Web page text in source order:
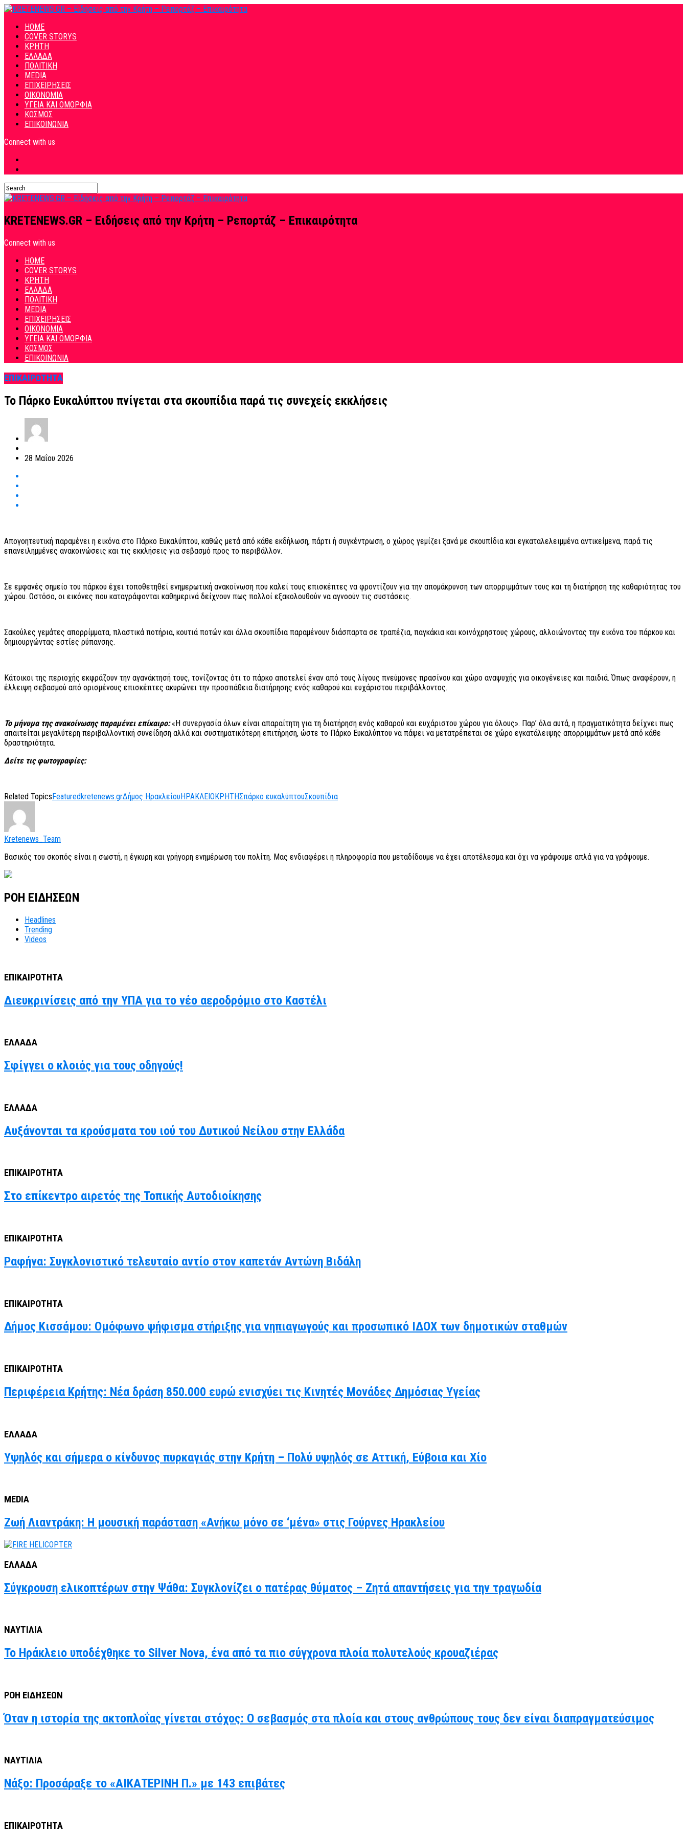
HOME
COVER STORYS
ΚΡΗΤΗ
ΕΛΛΑΔΑ
ΠΟΛΙΤΙΚΗ
MEDIA
ΕΠΙΧΕΙΡΗΣΕΙΣ
ΟΙΚΟΝΟΜΙΑ
ΥΓΕΙΑ ΚΑΙ ΟΜΟΡΦΙΑ
ΚΟΣΜΟΣ
ΕΠΙΚΟΙΝΩΝΙΑ
Connect with us
KRETENEWS.GR – Ειδήσεις από την Κρήτη – Ρεπορτάζ – Επικαιρότητα
Connect with us
HOME
COVER STORYS
ΚΡΗΤΗ
ΕΛΛΑΔΑ
ΠΟΛΙΤΙΚΗ
MEDIA
ΕΠΙΧΕΙΡΗΣΕΙΣ
ΟΙΚΟΝΟΜΙΑ
ΥΓΕΙΑ ΚΑΙ ΟΜΟΡΦΙΑ
ΚΟΣΜΟΣ
ΕΠΙΚΟΙΝΩΝΙΑ
ΕΠΙΚΑΙΡΟΤΗΤΑ
Το Πάρκο Ευκαλύπτου πνίγεται στα σκουπίδια παρά τις συνεχείς εκκλήσεις
28 Μαΐου 2026
Απογοητευτική παραμένει η εικόνα στο Πάρκο Ευκαλύπτου, καθώς μετά από κάθε εκδήλωση, πάρτι ή συγκέντρωση, ο χώρος γεμίζει ξανά με σκουπίδια και εγκαταλελειμμένα αντικείμενα, παρά τις
επανειλημμένες ανακοινώσεις και τις εκκλήσεις για σεβασμό προς το περιβάλλον.
Σε εμφανές σημείο του πάρκου έχει τοποθετηθεί ενημερωτική ανακοίνωση που καλεί τους επισκέπτες να φροντίζουν για την απομάκρυνση των απορριμμάτων τους και τη διατήρηση της καθαριότητας του
χώρου. Ωστόσο, οι εικόνες που καταγράφονται καθημερινά δείχνουν πως πολλοί εξακολουθούν να αγνοούν τις συστάσεις.
Σακούλες γεμάτες απορρίμματα, πλαστικά ποτήρια, κουτιά ποτών και άλλα σκουπίδια παραμένουν διάσπαρτα σε τραπέζια, παγκάκια και κοινόχρηστους χώρους, αλλοιώνοντας την εικόνα του πάρκου και
δημιουργώντας εστίες ρύπανσης.
Κάτοικοι της περιοχής εκφράζουν την αγανάκτησή τους, τονίζοντας ότι το πάρκο αποτελεί έναν από τους λίγους πνεύμονες πρασίνου και χώρο αναψυχής για οικογένειες και παιδιά. Όπως αναφέρουν, η
έλλειψη σεβασμού από ορισμένους επισκέπτες ακυρώνει την προσπάθεια διατήρησης ενός καθαρού και ευχάριστου περιβάλλοντος.
Το μήνυμα της ανακοίνωσης παραμένει επίκαιρο:«Η συνεργασία όλων είναι απαραίτητη για τη διατήρηση ενός καθαρού και ευχάριστου χώρου για όλους». Παρ’ όλα αυτά, η πραγματικότητα δείχνει πως
απαιτείται μεγαλύτερη περιβαλλοντική συνείδηση αλλά και συστηματικότερη επιτήρηση, ώστε το Πάρκο Ευκαλύπτου να πάψει να μετατρέπεται σε χώρο εγκατάλειψης απορριμμάτων μετά από κάθε
δραστηριότητα.
Δείτε τις φωτογραφίες:
Related Topics Featured kretenews.grΔήμος Ηρακλείου ΗΡΑΚΛΕΙΟΚΡΗΤΗΣπάρκο ευκαλύπτουΣκουπίδια
Kretenews_Team
Βασικός του σκοπός είναι η σωστή, η έγκυρη και γρήγορη ενημέρωση του πολίτη. Μας ενδιαφέρει η πληροφορία που μεταδίδουμε να έχει αποτέλεσμα και όχι να γράψουμε απλά για να γράψουμε.
ΡΟΗ ΕΙΔΗΣΕΩΝ
Headlines
Trending
Videos
ΕΠΙΚΑΙΡΟΤΗΤΑ
Διευκρινίσεις από την ΥΠΑ για το νέο αεροδρόμιο στο Καστέλι
ΕΛΛΑΔΑ
Σφίγγει ο κλοιός για τους οδηγούς!
ΕΛΛΑΔΑ
Αυξάνονται τα κρούσματα του ιού του Δυτικού Νείλου στην Ελλάδα
ΕΠΙΚΑΙΡΟΤΗΤΑ
Στο επίκεντρο αιρετός της Τοπικής Αυτοδιοίκησης
ΕΠΙΚΑΙΡΟΤΗΤΑ
Ραφήνα: Συγκλονιστικό τελευταίο αντίο στον καπετάν Αντώνη Βιδάλη
ΕΠΙΚΑΙΡΟΤΗΤΑ
Δήμος Κισσάμου: Ομόφωνο ψήφισμα στήριξης για νηπιαγωγούς και προσωπικό ΙΔΟΧ των δημοτικών σταθμών
ΕΠΙΚΑΙΡΟΤΗΤΑ
Περιφέρεια Κρήτης: Νέα δράση 850.000 ευρώ ενισχύει τις Κινητές Μονάδες Δημόσιας Υγείας
ΕΛΛΑΔΑ
Υψηλός και σήμερα ο κίνδυνος πυρκαγιάς στην Κρήτη – Πολύ υψηλός σε Αττική, Εύβοια και Χίο
MEDIA
Ζωή Λιαντράκη: Η μουσική παράσταση «Ανήκω μόνο σε ‘μένα» στις Γούρνες Ηρακλείου
ΕΛΛΑΔΑ
Σύγκρουση ελικοπτέρων στην Ψάθα: Συγκλονίζει ο πατέρας θύματος – Ζητά απαντήσεις για την τραγωδία
ΝΑΥΤΙΛΙΑ
Το Ηράκλειο υποδέχθηκε το Silver Nova, ένα από τα πιο σύγχρονα πλοία πολυτελούς κρουαζιέρας
ΡΟΗ ΕΙΔΗΣΕΩΝ
Όταν η ιστορία της ακτοπλοΐας γίνεται στόχος: Ο σεβασμός στα πλοία και στους ανθρώπους τους δεν είναι διαπραγματεύσιμος
ΝΑΥΤΙΛΙΑ
Νάξο: Προσάραξε το «ΑΙΚΑΤΕΡΙΝΗ Π.» με 143 επιβάτες
ΕΠΙΚΑΙΡΟΤΗΤΑ